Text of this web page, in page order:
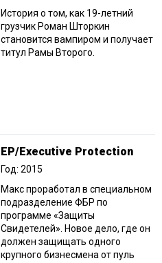
История о том, как 19-летний
грузчик Роман Шторкин
становится вампиром и получает
титул Рамы Второго.
EP/Executive Protection
Год: 2015
Макс проработал в специальном
подразделение ФБР по
программе «Защиты
Свидетелей». Новое дело, где он
должен защищать одного
крупного бизнесмена от пуль